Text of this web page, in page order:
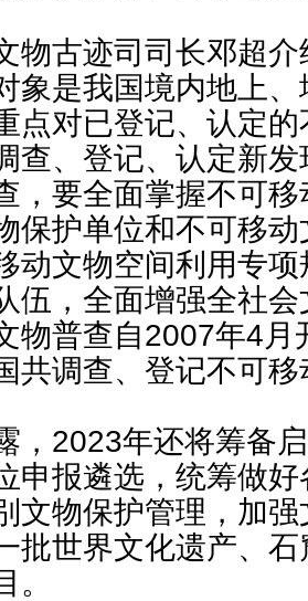
物古迹司司长邓超
象是我国境内地上
点对已登记、认定
查、登记、认定新
，要全面掌握不可
保护单位和不可移
动文物空间利用专
伍，全面增强全社
物普查自2007年4
共调查、登记不可
，2023年还将筹备
申报遴选，统筹做
文物保护管理，加
批世界文化遗产、